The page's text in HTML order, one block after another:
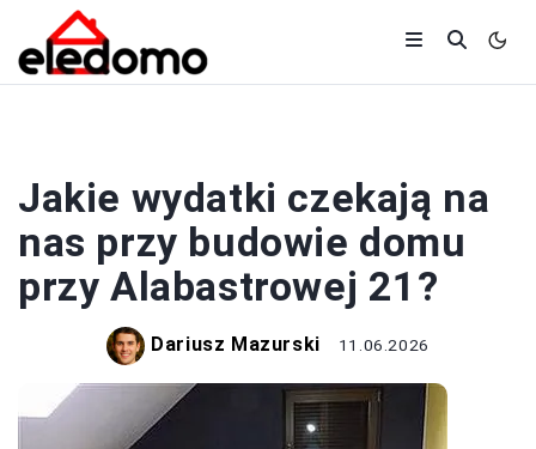
Jakie wydatki czekają na
nas przy budowie domu
przy Alabastrowej 21?
Dariusz Mazurski 11.06.2026